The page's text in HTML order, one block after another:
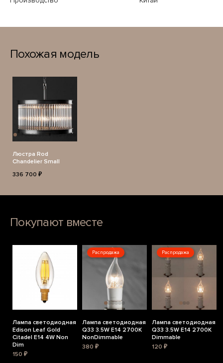
Похожая модель
Люстра Rod
Chandelier Small
336 700 ₽
Покупают вместе
Лампа светодиодная
Edison Leaf Gold
Citadel E14 4W Non
Dim
150 ₽
Распродажа
Лампа светодиодная
Q33 3.5W E14 2700K
NonDimmable
380 ₽
Распродажа
Лампа светодиодная
Q33 3.5W E14 2700K
Dimmable
120 ₽